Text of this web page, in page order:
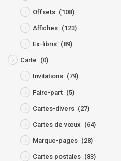
Offsets (108)
Affiches (123)
Ex-libris (89)
Carte (0)
Invitations (79)
Faire-part (5)
Cartes-divers (27)
Cartes de vœux (64)
Marque-pages (28)
Cartes postales (83)